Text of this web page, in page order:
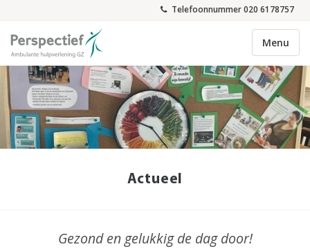
Telefoonnummer 020 6178757
Menu
Actueel
Gezond en gelukkig de dag door!